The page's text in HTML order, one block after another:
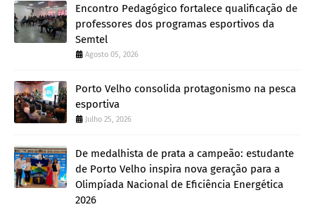
Encontro Pedagógico fortalece qualificação de
professores dos programas esportivos da
Semtel
Agosto 05, 2026
Porto Velho consolida protagonismo na pesca
esportiva
Julho 25, 2026
De medalhista de prata a campeão: estudante
de Porto Velho inspira nova geração para a
Olimpíada Nacional de Eficiência Energética
2026